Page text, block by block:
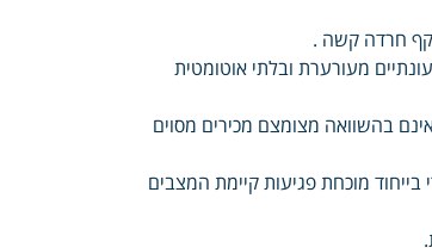
חרדה קשה .
מעורערת ובלתי אוטומטית
בהשוואה מצומצם מכירים מסוים
מוכחת פגיעות קיימת המצבים